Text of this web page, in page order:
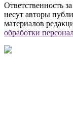
Ответственность
несут авторы
материалов
обработки